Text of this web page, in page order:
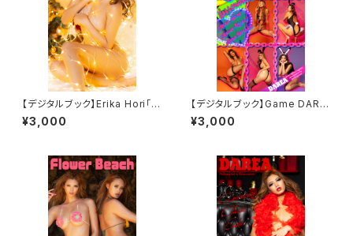
【デジタルブック】Erika Hori「C
hristmas」DAREA dream fa
ctory magazine
¥3,000
【デジタルブック】Game DARE
A Dream Factory Magazine
¥3,000